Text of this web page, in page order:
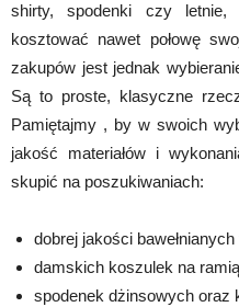
shirty, spodenki czy letnie,
kosztować nawet połowę
zakupów jest jednak
Są to proste, klasyczne
Pamiętajmy , by w swoich
jakość materiałów i
skupić na poszukiwaniach:
dobrej jakości
damskich koszulek na
spodenek dżinsowych oraz